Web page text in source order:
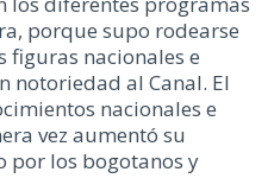
porque supo rodearse
figuras nacionales e
notoriedad al Canal. El
nacionales e
vez aumentó su
por los bogotanos y